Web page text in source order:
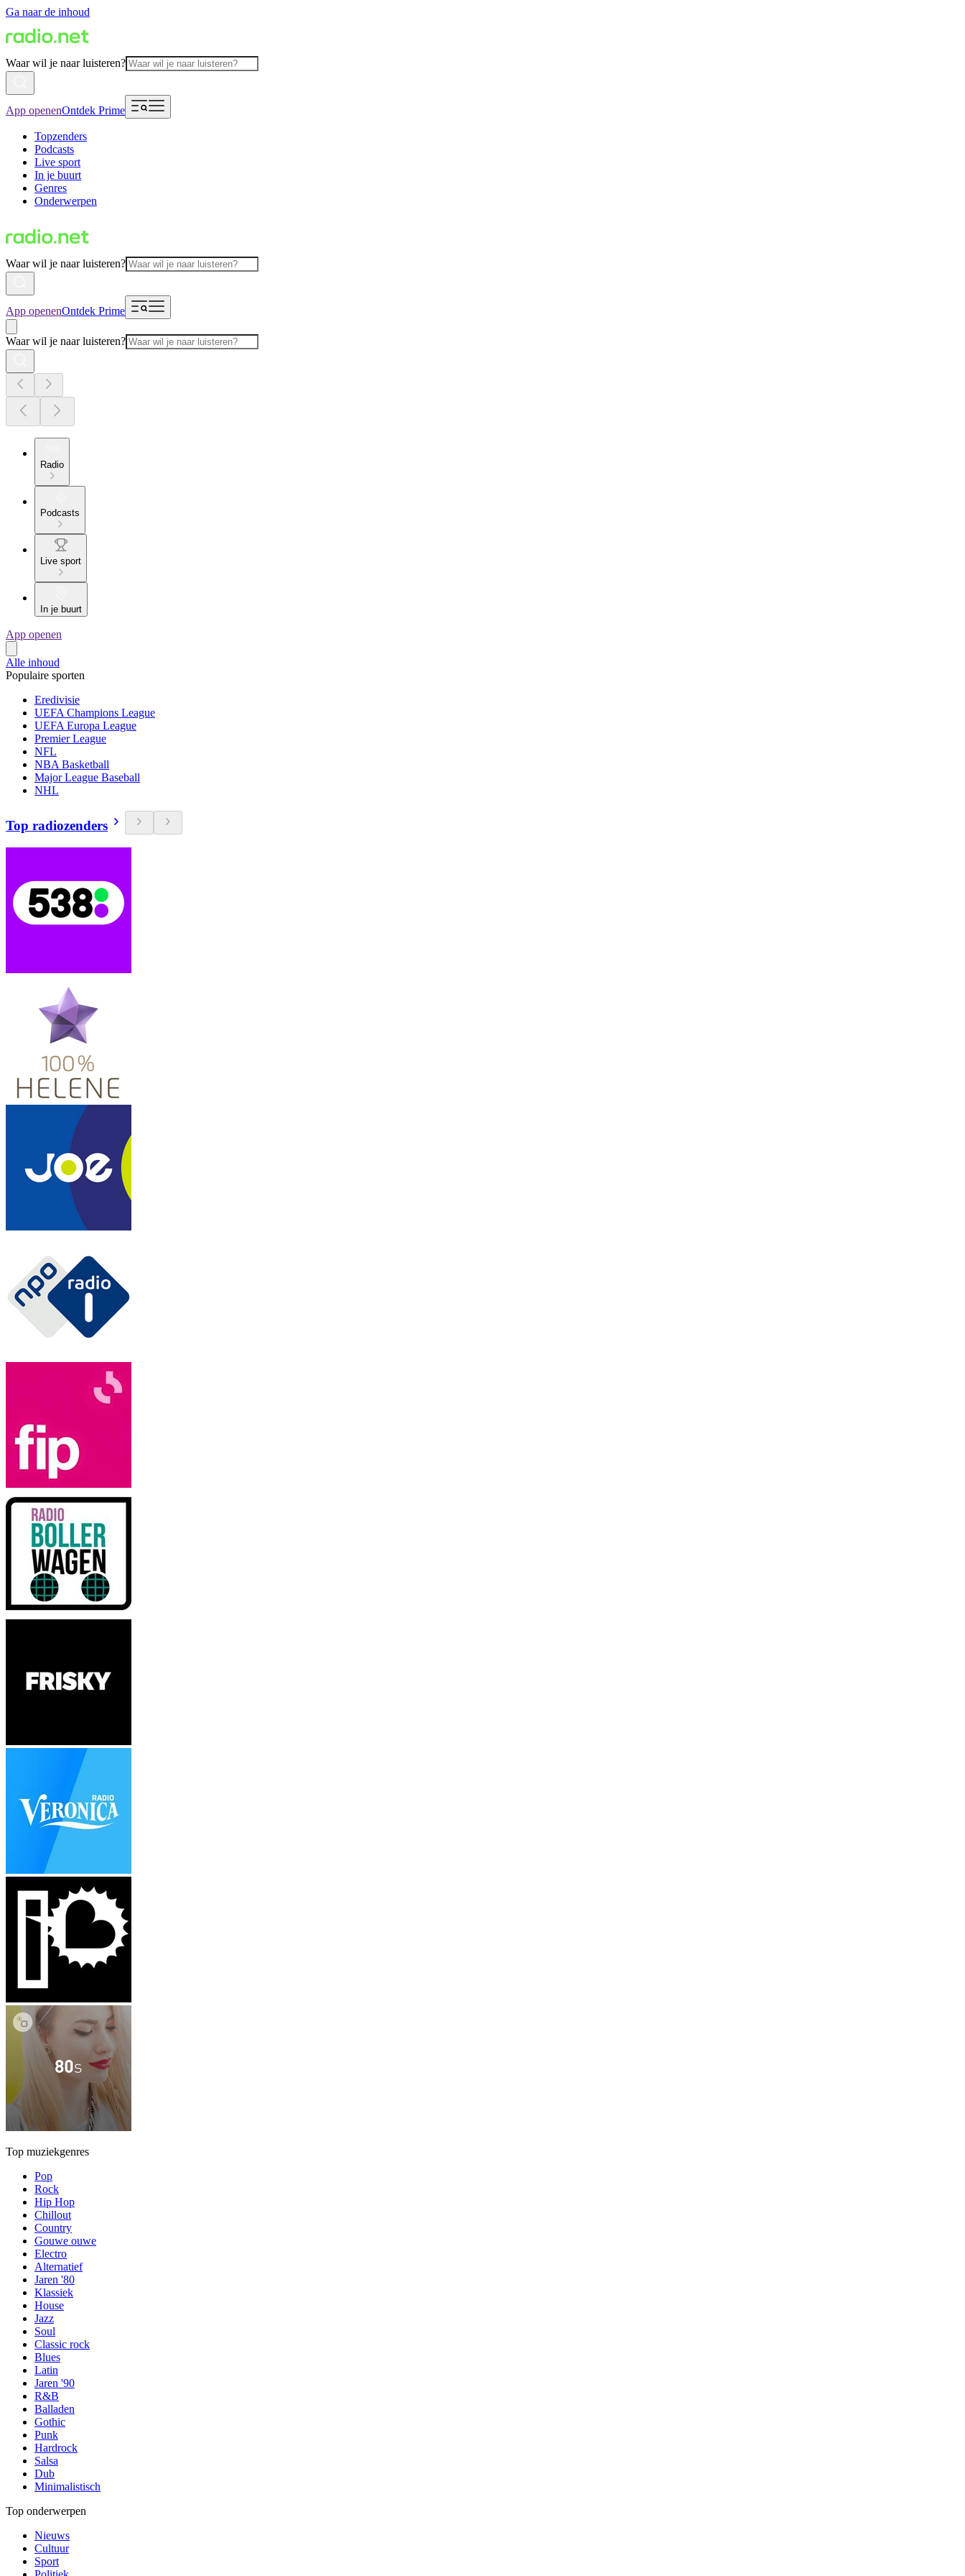
Ga naar de inhoud
Waar wil je naar luisteren?
App openenOntdek Prime
Topzenders
Podcasts
Live sport
In je buurt
Genres
Onderwerpen
Waar wil je naar luisteren?
App openenOntdek Prime
Waar wil je naar luisteren?
Radio
Podcasts
Live sport
In je buurt
App openen
Alle inhoud
Populaire sporten
Eredivisie
UEFA Champions League
UEFA Europa League
Premier League
NFL
NBA Basketball
Major League Baseball
NHL
Top radiozenders
Top muziekgenres
Pop
Rock
Hip Hop
Chillout
Country
Gouwe ouwe
Electro
Alternatief
Jaren '80
Klassiek
House
Jazz
Soul
Classic rock
Blues
Latin
Jaren '90
R&B
Balladen
Gothic
Punk
Hardrock
Salsa
Dub
Minimalistisch
Top onderwerpen
Nieuws
Cultuur
Sport